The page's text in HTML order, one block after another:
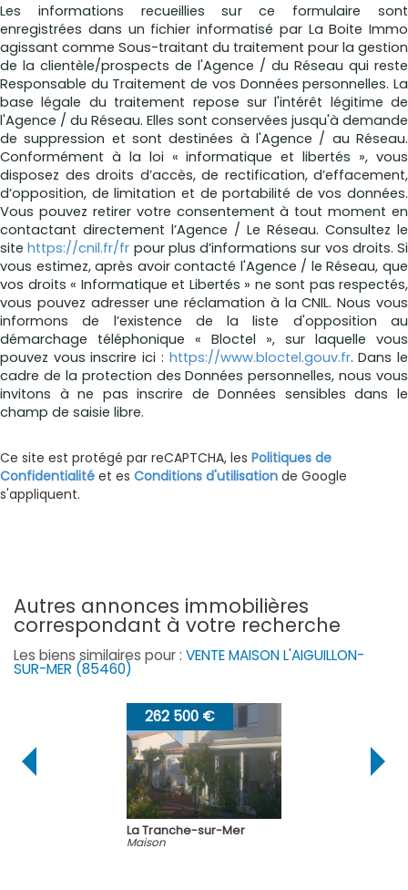
Les informations recueillies sur ce formulaire sont
enregistrées dans un fichier informatisé par La Boite Immo
agissant comme Sous-traitant du traitement pour la gestion
de la clientèle/prospects de l'Agence / du Réseau qui reste
Responsable du Traitement de vos Données personnelles. La
base légale du traitement repose sur l'intérêt légitime de
l'Agence / du Réseau. Elles sont conservées jusqu'à demande
de suppression et sont destinées à l'Agence / au Réseau.
Conformément à la loi « informatique et libertés », vous
disposez des droits d’accès, de rectification, d’effacement,
d’opposition, de limitation et de portabilité de vos données.
Vous pouvez retirer votre consentement à tout moment en
contactant directement l’Agence / Le Réseau. Consultez le
sitehttps://cnil.fr/fr pour plus d’informations sur vos droits. Si
vous estimez, après avoir contacté l'Agence / le Réseau, que
vos droits « Informatique et Libertés » ne sont pas respectés,
vous pouvez adresser une réclamation à la CNIL. Nous vous
informons de l’existence de la liste d'opposition au
démarchage téléphonique « Bloctel », sur laquelle vous
pouvez vous inscrire ici : https://www.bloctel.gouv.fr. Dans le
cadre de la protection des Données personnelles, nous vous
invitons à ne pas inscrire de Données sensibles dans le
champ de saisie libre.
Ce site est protégé par reCAPTCHA, les Politiques de
Confidentialité et es Conditions d'utilisation de Google
s'appliquent.
autres annonces immobilières
correspondant à votre recherche
Les biens similaires pour : VENTE MAISON L'AIGUILLON-
SUR-MER (85460)
262 500 €
La Tranche-sur-Mer
Maison